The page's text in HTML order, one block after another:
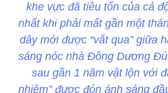
khe vực đã tiêu tốn của cả
nhất khi phải mất gần một
dây mới được “vắt qua” giữa
sáng nóc nhà Đông Dương
sau gần 1 năm vật lộn với
nhiệm” được đón ánh sáng